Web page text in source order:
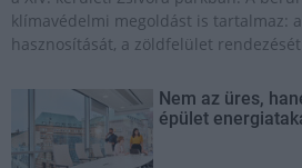
klímavédelmi megoldást is tartalmaz:
hasznosítását, a zöldfelület
Nem az üres,
épület